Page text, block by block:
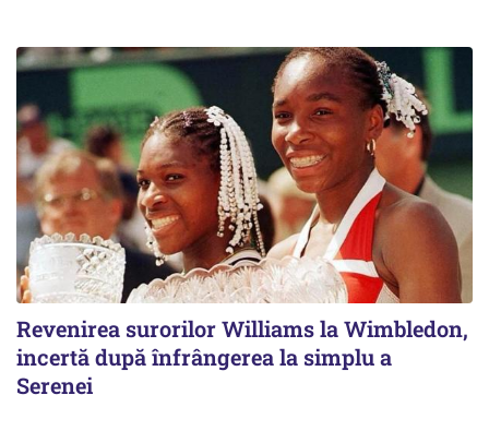
Revenirea surorilor Williams la Wimbledon,
incertă după înfrângerea la simplu a
Serenei